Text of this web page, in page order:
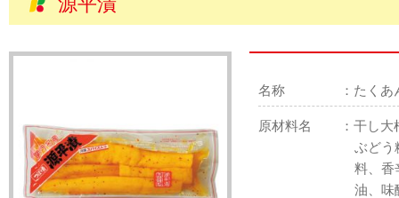
名称 たくあ
原材料名
干し大
ぶどう
料、香
油、味